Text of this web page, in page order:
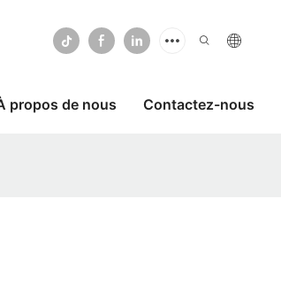
propos de nous Contactez-nous